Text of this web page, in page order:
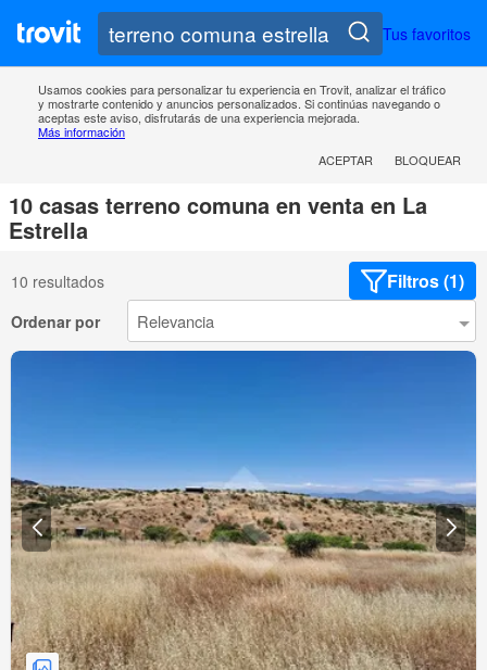
Tus favoritos
Usamos cookies para personalizar tu experiencia en Trovit, analizar el tráfico
y mostrarte contenido y anuncios personalizados. Si continúas navegando o
aceptas este aviso, disfrutarás de una experiencia mejorada.
Más información
ACEPTAR
BLOQUEAR
10 casas terreno comuna en venta en La
Estrella
10 resultados Filtros (1)
Ordenar por